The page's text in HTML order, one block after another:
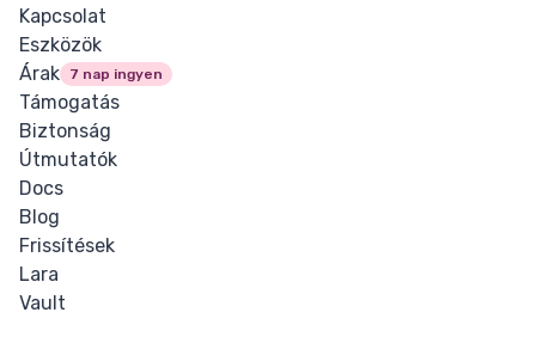
Word Spacing
Transform
Perspective
Rotate
Skew
Translate
Kapcsolat
Eszközök
Árak
7 nap ingyen
Támogatás
Biztonság
Útmutatók
Docs
Blog
Frissítések
Lara
Vault